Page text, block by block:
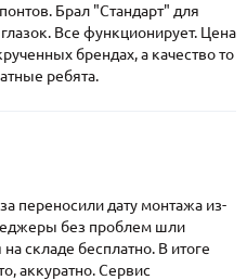
Брал "Стандарт" для
Все функционирует. Цена
брендах, а качество то
ребята.
переносили дату монтажа из-
без проблем шли
складе бесплатно. В итоге
аккуратно. Сервис